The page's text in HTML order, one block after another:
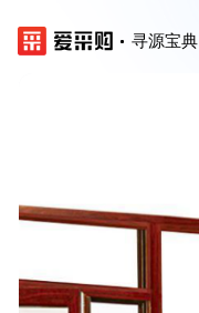
寻源宝典